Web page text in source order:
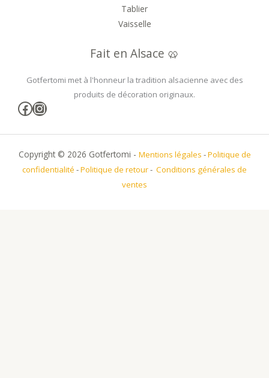
Tablier
Vaisselle
Fait en Alsace 🥨
Gotfertomi met à l'honneur la tradition alsacienne avec des
produits de décoration originaux.
Facebook
Instagram
Copyright © 2026 Gotfertomi - Mentions légales -Politique de
confidentialité -Politique de retour- Conditions générales de
ventes